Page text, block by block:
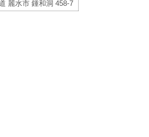
麗水市 鍾和洞 458-7